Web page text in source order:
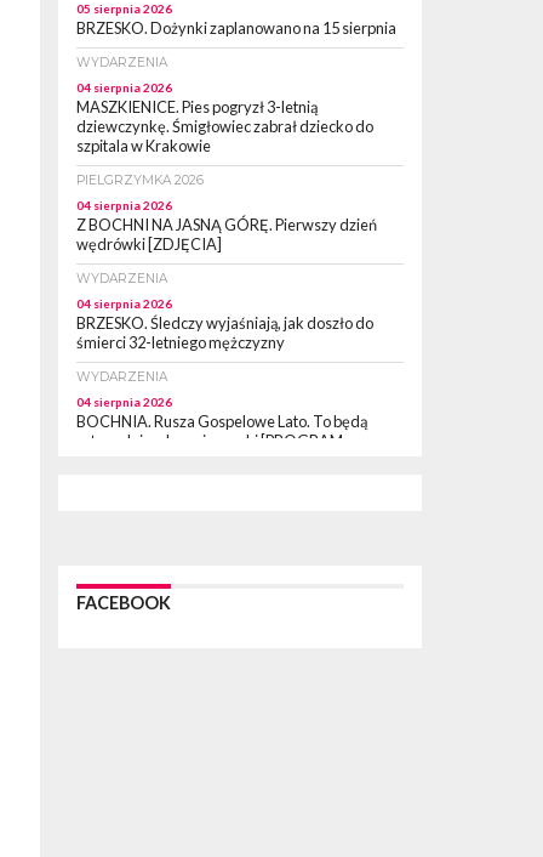
05 sierpnia 2026
BRZESKO. Dożynki zaplanowano na 15 sierpnia
WYDARZENIA
04 sierpnia 2026
MASZKIENICE. Pies pogryzł 3-letnią
dziewczynkę. Śmigłowiec zabrał dziecko do
szpitala w Krakowie
PIELGRZYMKA 2026
04 sierpnia 2026
Z BOCHNI NA JASNĄ GÓRĘ. Pierwszy dzień
wędrówki [ZDJĘCIA]
WYDARZENIA
04 sierpnia 2026
BRZESKO. Śledczy wyjaśniają, jak doszło do
śmierci 32-letniego mężczyzny
WYDARZENIA
04 sierpnia 2026
BOCHNIA. Rusza Gospelowe Lato. To będą
cztery dni radosnej muzyki [PROGRAM
WYDARZENIA
FACEBOOK